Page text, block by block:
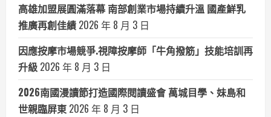
高雄加盟展圓滿落幕 南部創業市場持續升溫 國產鮮乳
推廣再創佳績 2026 年 8 月 3 日
因應按摩市場競爭.視障按摩師「牛角撥筋」技能培訓再
升級 2026 年 8 月 3 日
2026南國漫讀節打造國際閱讀盛會 萬城目學、妹島和
世親臨屏東 2026 年 8 月 3 日